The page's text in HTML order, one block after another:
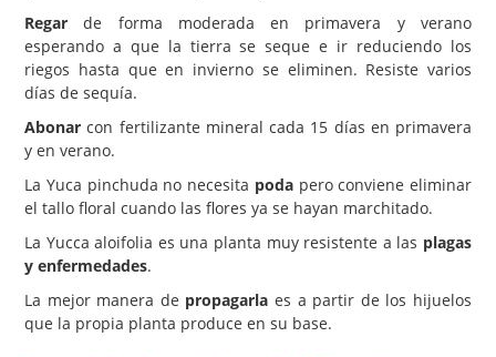
Regar de forma moderada en primavera y verano
esperando a que la tierra se seque e ir reduciendo los
riegos hasta que en invierno se eliminen. Resiste varios
días de sequía.
Abonar con fertilizante mineral cada 15 días en primavera
y en verano.
La Yuca pinchuda no necesita podapero conviene eliminar
el tallo floral cuando las flores ya se hayan marchitado.
La Yucca aloifolia es una planta muy resistente a las plagas
y enfermedades.
La mejor manera de propagarla es a partir de los hijuelos
que la propia planta produce en su base.